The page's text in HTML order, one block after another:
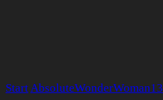
StartAbsoluteWonderWoman13